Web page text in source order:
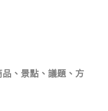
、景點、議題、方